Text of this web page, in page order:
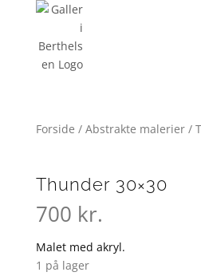
Forside / Abstrakte malerier/
Thunder 30×30
700 kr.
Malet med akryl.
1 på lager